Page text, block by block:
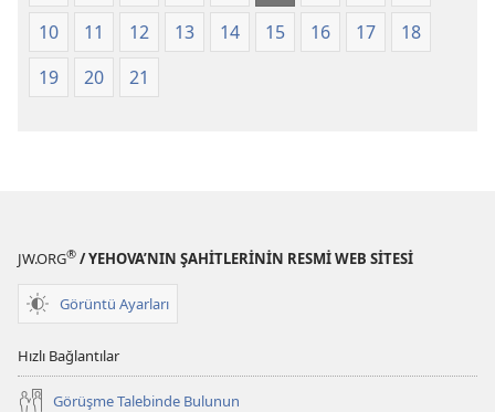
10
11 12 13 14 15 16 17
18
19
20 21
JW.ORG® / YEHOVA’NIN ŞAHİTLERİNİN RESMİ WEB SİTESİ
Görüntü Ayarları
Hızlı Bağlantılar
Görüşme Talebinde Bulunun